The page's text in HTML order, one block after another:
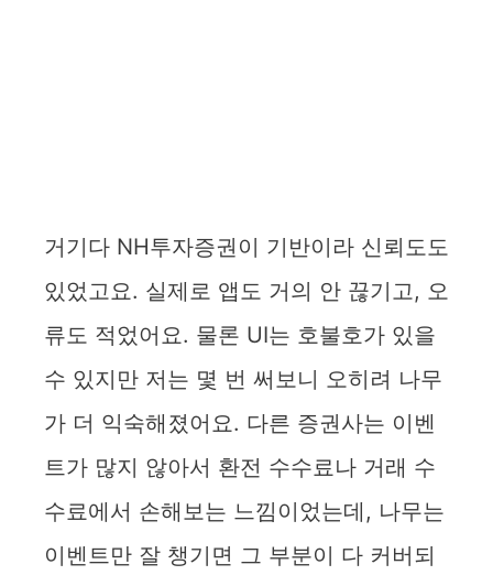
거기다 NH투자증권이 기반이라 신뢰도도
있었고요. 실제로 앱도 거의 안 끊기고, 오
류도 적었어요. 물론 UI는 호불호가 있을
수 있지만 저는 몇 번 써보니 오히려 나무
가 더 익숙해졌어요. 다른 증권사는 이벤
트가 많지 않아서 환전 수수료나 거래 수
수료에서 손해보는 느낌이었는데, 나무는
이벤트만 잘 챙기면 그 부분이 다 커버되